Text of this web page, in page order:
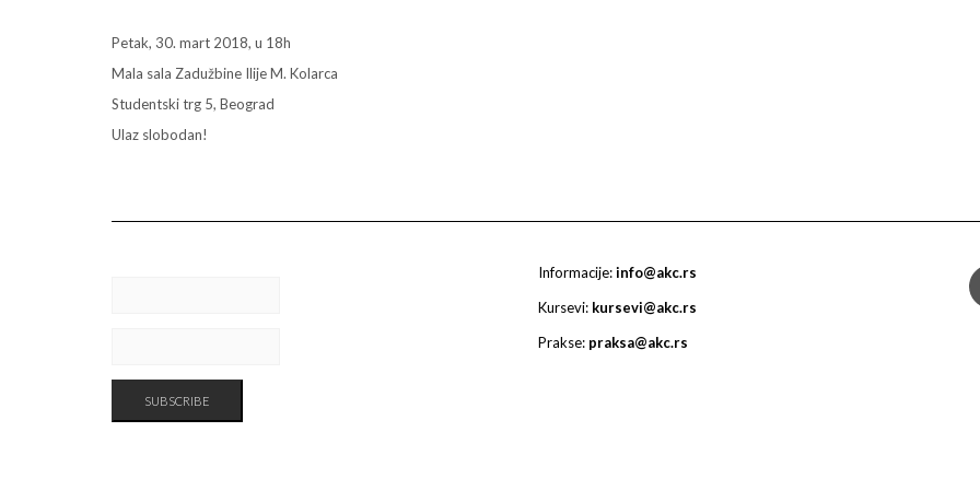
Petak, 30. mart 2018, u 18h
Mala sala Zadužbine Ilije M. Kolarca
Studentski trg 5, Beograd
Ulaz slobodan!
Informacije:info@akc.rs
Kursevi: kursevi@akc.rs
Prakse: praksa@akc.rs